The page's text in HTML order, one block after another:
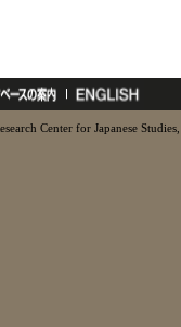
Center for Japanese